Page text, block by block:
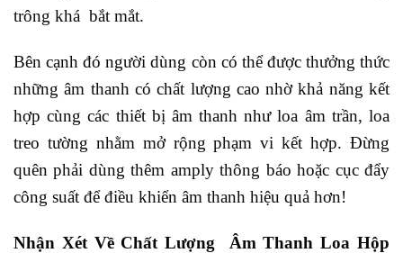
trông khá bắt mắt.
Bên cạnh đó người dùng còn có thể được thưởng thức
những âm thanh có chất lượng cao nhờ khả năng kết
hợp cùng các thiết bị âm thanh như loa âm trần, loa
treo tường nhằm mở rộng phạm vi kết hợp. Đừng
quên phải dùng thêm amply thông báo hoặc cục đẩy
công suất để điều khiển âm thanh hiệu quả hơn!
Nhận Xét Về Chất Lượng Âm Thanh Loa Hộp